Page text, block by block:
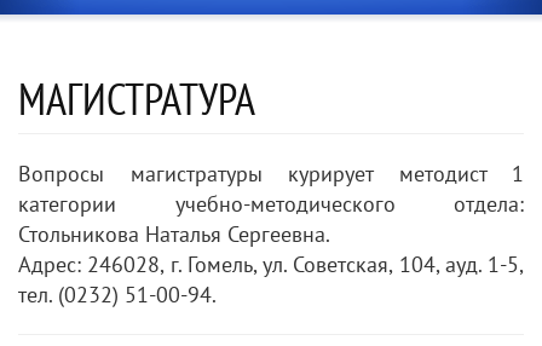
МАГИСТРАТУРА
Вопросы магистратуры курирует методист 1
категории учебно-методического отдела:
Стольникова Наталья Сергеевна.
Адрес: 246028, г. Гомель, ул. Советская, 104, ауд. 1-5,
тел. (0232) 51-00-94.